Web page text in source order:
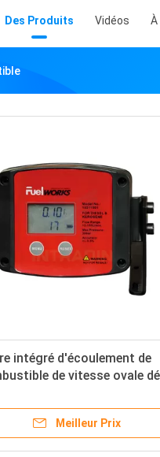
Des Produits Vidéos À
intégré d'écoulement de
de vitesse ovale
Meilleur Prix